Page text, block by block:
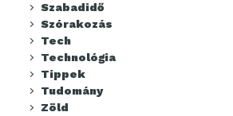
Szabadidő
Szórakozás
Tech
Technológia
Tippek
Tudomány
Zöld